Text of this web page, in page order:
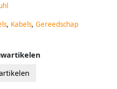
, Kabels, Gereedschap